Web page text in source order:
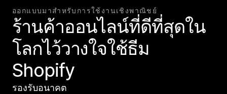
ออกแบบมาสำหรับการใช้งานเชิงพาณิชย์
ร้านค้าออนไลน์ที่ดีที่สุดใน
โลกไว้วางใจใช้ธีม
Shopify
รองรับอนาคต